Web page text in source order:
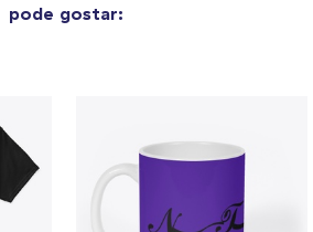
pode gostar: